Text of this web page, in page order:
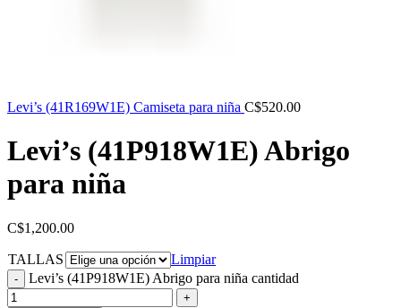
Levi’s (41R169W1E) Camiseta para niña C$520.00
Levi’s (41P918W1E) Abrigo
para niña
C$1,200.00
TALLAS
Limpiar
Levi’s (41P918W1E) Abrigo para niña cantidad